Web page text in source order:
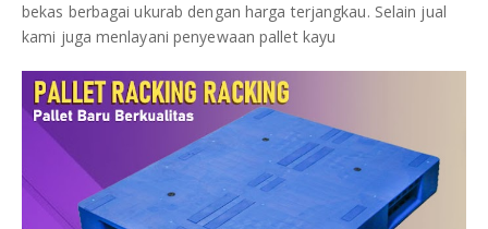
bekas berbagai ukurab dengan harga terjangkau. Selain jual
kami juga menlayani penyewaan pallet kayu